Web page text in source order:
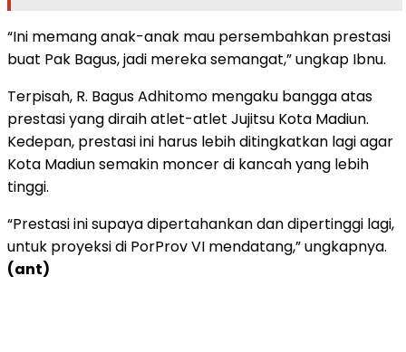
“Ini memang anak-anak mau persembahkan prestasi
buat Pak Bagus, jadi mereka semangat,” ungkap Ibnu.
Terpisah, R. Bagus Adhitomo mengaku bangga atas
prestasi yang diraih atlet-atlet Jujitsu Kota Madiun.
Kedepan, prestasi ini harus lebih ditingkatkan lagi agar
Kota Madiun semakin moncer di kancah yang lebih
tinggi.
“Prestasi ini supaya dipertahankan dan dipertinggi lagi,
untuk proyeksi di PorProv VI mendatang,” ungkapnya.
(ant)